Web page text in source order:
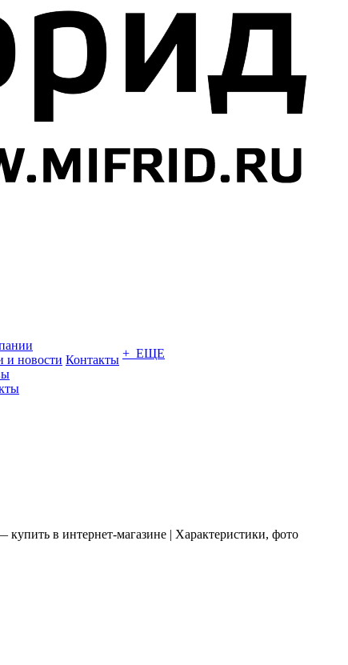
и новости Контакты + ЕЩЕ
в интернет-магазине | Характеристики, фото